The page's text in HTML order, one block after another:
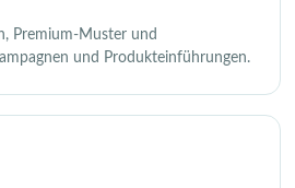
Premium-Muster und
und Produkteinführungen.